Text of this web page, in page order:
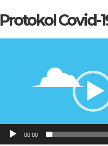
Protokol Covid-
00:00